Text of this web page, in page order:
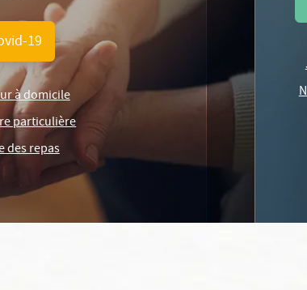
19
à domicile
particulière
des repas